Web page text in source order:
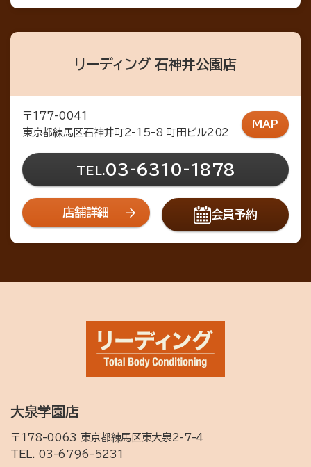
リーディング 石神井公園店
〒177-0041
東京都練馬区石神井町2-15-8 町田ビル202
MAP
TEL.03-6310-1878
店舗詳細 会員予約
大泉学園店
〒178-0063 東京都練馬区東大泉2-7-4
TEL. 03-6796-5231